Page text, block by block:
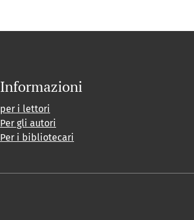
Informazioni
per i lettori
Per gli autori
Per i bibliotecari